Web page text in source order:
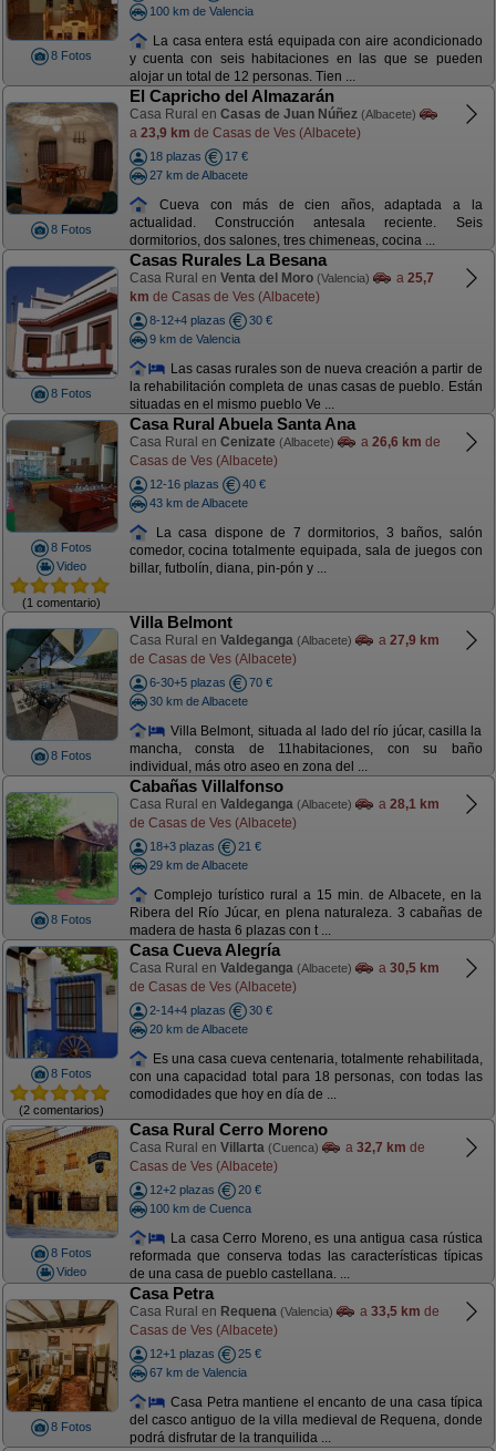
8 Fotos
100 km de Valencia
La casa entera está equipada con aire acondicionado
y cuenta con seis habitaciones en las que se pueden
alojar un total de 12 personas. Tien ...
8 Fotos
El Capricho del Almazarán
Casa Rural en Casas de Juan Núñez (Albacete)
a 23,9 km de Casas de Ves (Albacete)
18 plazas
17 €
27 km de Albacete
Cueva con más de cien años, adaptada a la
actualidad. Construcción antesala reciente. Seis
dormitorios, dos salones, tres chimeneas, cocina ...
8 Fotos
Casas Rurales La Besana
Casa Rural en Venta del Moro (Valencia) a 25,7
km de Casas de Ves (Albacete)
8-12+4 plazas
30 €
9 km de Valencia
Las casas rurales son de nueva creación a partir de
la rehabilitación completa de unas casas de pueblo. Están
situadas en el mismo pueblo Ve ...
8 Fotos
Video
(1 comentario)
Casa Rural Abuela Santa Ana
Casa Rural en Cenizate (Albacete) a 26,6 km de
Casas de Ves (Albacete)
12-16 plazas
40 €
43 km de Albacete
La casa dispone de 7 dormitorios, 3 baños, salón
comedor, cocina totalmente equipada, sala de juegos con
billar, futbolín, diana, pin-pón y ...
8 Fotos
Villa Belmont
Casa Rural en Valdeganga (Albacete) a 27,9 km
de Casas de Ves (Albacete)
6-30+5 plazas
70 €
30 km de Albacete
Villa Belmont, situada al lado del río júcar, casilla la
mancha, consta de 11habitaciones, con su baño
individual, más otro aseo en zona del ...
8 Fotos
Cabañas Villalfonso
Casa Rural en Valdeganga (Albacete) a 28,1 km
de Casas de Ves (Albacete)
18+3 plazas
21 €
29 km de Albacete
Complejo turístico rural a 15 min. de Albacete, en la
Ribera del Río Júcar, en plena naturaleza. 3 cabañas de
madera de hasta 6 plazas con t ...
8 Fotos
(2 comentarios)
Casa Cueva Alegría
Casa Rural en Valdeganga (Albacete) a 30,5 km
de Casas de Ves (Albacete)
2-14+4 plazas
30 €
20 km de Albacete
Es una casa cueva centenaria, totalmente rehabilitada,
con una capacidad total para 18 personas, con todas las
comodidades que hoy en día de ...
8 Fotos
Video
Casa Rural Cerro Moreno
Casa Rural en Villarta (Cuenca) a 32,7 km de
Casas de Ves (Albacete)
12+2 plazas
20 €
100 km de Cuenca
La casa Cerro Moreno, es una antigua casa rústica
reformada que conserva todas las características típicas
de una casa de pueblo castellana. ...
8 Fotos
Casa Petra
Casa Rural en Requena (Valencia) a 33,5 km de
Casas de Ves (Albacete)
12+1 plazas
25 €
67 km de Valencia
Casa Petra mantiene el encanto de una casa típica
del casco antiguo de la villa medieval de Requena, donde
podrá disfrutar de la tranquilida ...